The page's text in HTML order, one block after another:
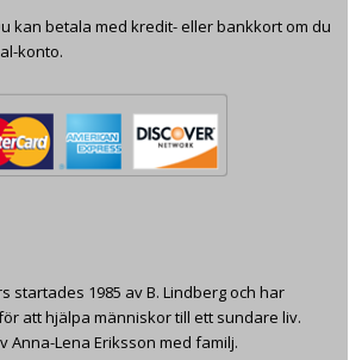
kan betala med kredit- eller bankkort om du
konto.
startades 1985 av B. Lindberg och har
att hjälpa människor till ett sundare liv.
Anna-Lena Eriksson med familj.